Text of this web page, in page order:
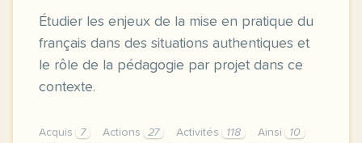
Étudier les enjeux de la mise en pratique du
français dans des situations authentiques et
le rôle de la pédagogie par projet dans ce
contexte.
Acquis 7 Actions 27 Activités 118 Ainsi
10